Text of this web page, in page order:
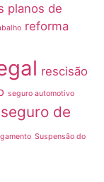
planos de
reforma
rescisão
seguro automotivo
seguro de
Suspensão do